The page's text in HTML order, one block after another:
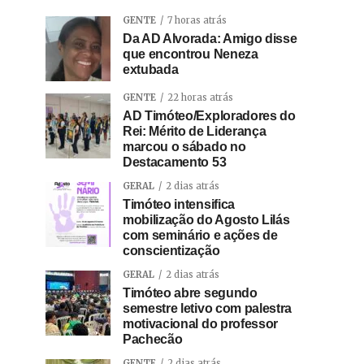
GENTE 7 horas atrás
Da AD Alvorada: Amigo disse
que encontrou Neneza
extubada
GENTE 22 horas atrás
AD Timóteo/Exploradores do
Rei: Mérito de Liderança
marcou o sábado no
Destacamento 53
GERAL 2 dias atrás
Timóteo intensifica
mobilização do Agosto Lilás
com seminário e ações de
conscientização
GERAL 2 dias atrás
Timóteo abre segundo
semestre letivo com palestra
motivacional do professor
Pachecão